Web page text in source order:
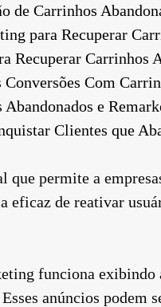
de Carrinhos
para Recuperar
Recuperar Carrinhos
Com
e
Clientes que
permite a
de reativar
funciona exibindo
anúncios podem